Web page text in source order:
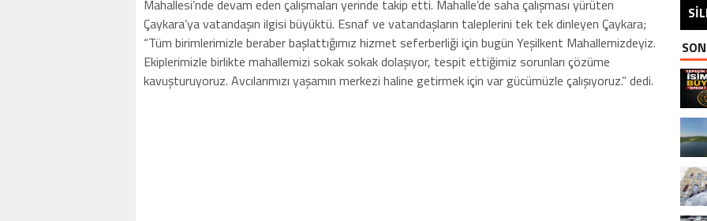
Mahallesi’nde devam eden çalışmaları yerinde takip etti. Mahalle’de saha çalışması yürüten
Çaykara’ya vatandaşın ilgisi büyüktü. Esnaf ve vatandaşların taleplerini tek tek dinleyen Çaykara;
“Tüm birimlerimizle beraber başlattığımız hizmet seferberliği için bugün Yeşilkent Mahallemizdeyiz.
Ekiplerimizle birlikte mahallemizi sokak sokak dolaşıyor, tespit ettiğimiz sorunları çözüme
kavuşturuyoruz. Avcılarımızı yaşamın merkezi haline getirmek için var gücümüzle çalışıyoruz.” dedi.